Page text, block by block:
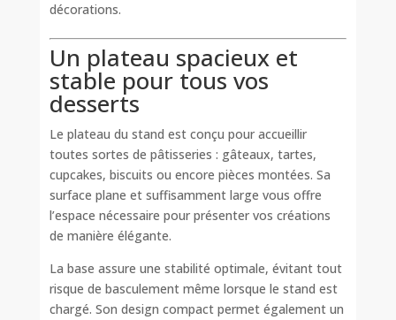
décorations.
Un plateau spacieux et
stable pour tous vos
desserts
Le plateau du stand est conçu pour accueillir
toutes sortes de pâtisseries : gâteaux, tartes,
cupcakes, biscuits ou encore pièces montées. Sa
surface plane et suffisamment large vous offre
l’espace nécessaire pour présenter vos créations
de manière élégante.
La base assure une stabilité optimale, évitant tout
risque de basculement même lorsque le stand est
chargé. Son design compact permet également un